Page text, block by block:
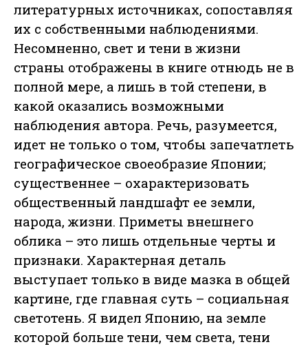
литературных источниках, сопоставляя
их с собственными наблюдениями.
Несомненно, свет и тени в жизни
страны отображены в книге отнюдь не в
полной мере, а лишь в той степени, в
какой оказались возможными
наблюдения автора. Речь, разумеется,
идет не только о том, чтобы запечатлеть
географическое своеобразие Японии;
существеннее – охарактеризовать
общественный ландшафт ее земли,
народа, жизни. Приметы внешнего
облика – это лишь отдельные черты и
признаки. Характерная деталь
выступает только в виде мазка в общей
картине, где главная суть – социальная
светотень. Я видел Японию, на земле
которой больше тени, чем света, тени